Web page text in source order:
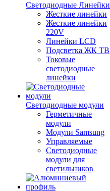
Светодиодные Линейки
Жесткие линейки
Жесткие линейки
220V
Линейки LCD
Подсветка ЖК ТВ
Токовые
светодиодные
линейки
Светодиодные модули
Герметичные
модули
Модули Samsung
Управляемые
Светодиодные
модули для
светильников